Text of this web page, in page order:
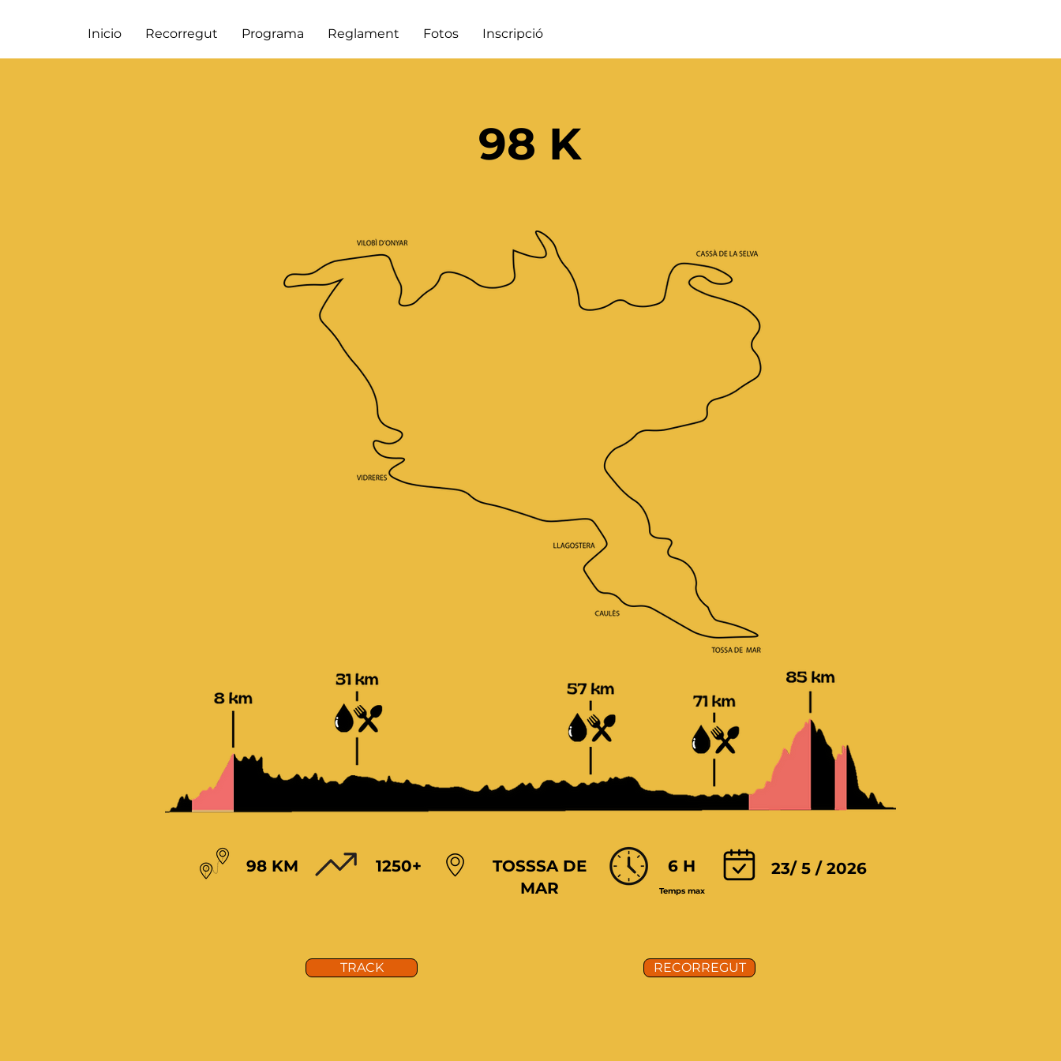
Inicio Recorregut Programa Reglament Fotos Inscripció
98 K
98 KM 1250+
TOSSSA DE
MAR
6 H
Temps max
23/ 5 / 2026
TRACK RECORREGUT